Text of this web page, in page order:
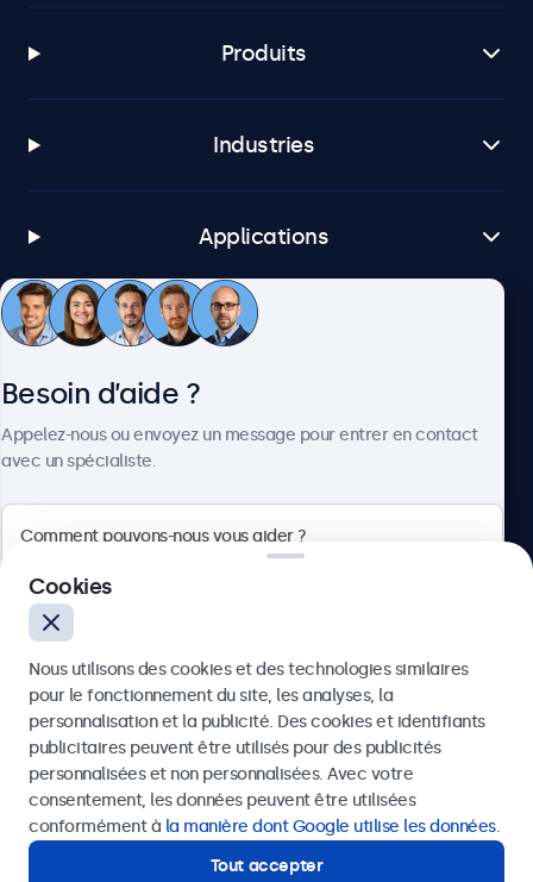
Produits
Industries
Applications
Service client
4.8/5 noté par 5000+ entreprises
Français
Besoin d’aide ?
Appelez-nous ou envoyez un message pour entrer en contact
avec un spécialiste.
Envoyer
Ou appelez-nous au01 79 97 48 02
Cookies
Nous utilisons des cookies et des technologies similaires
pour le fonctionnement du site, les analyses, la
personnalisation et la publicité. Des cookies et identifiants
publicitaires peuvent être utilisés pour des publicités
personnalisées et non personnalisées. Avec votre
consentement, les données peuvent être utilisées
conformément à la manière dont Google utilise les données.
Tout accepter